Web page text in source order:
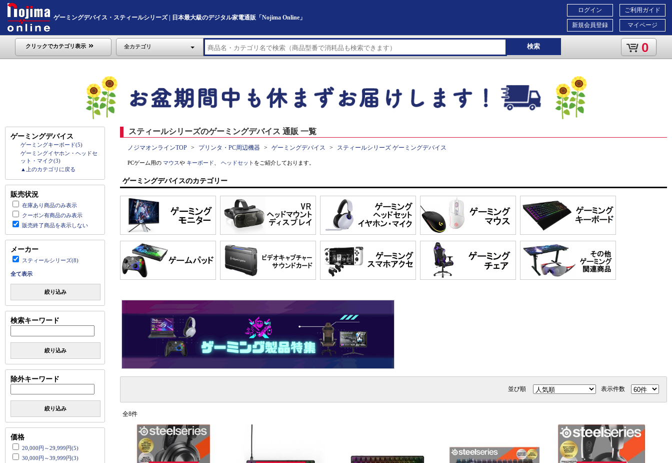
ゲーミングデバイス・スティールシリーズ | 日本最大級のデジタル家電通販「Nojima Online」
ご利用ガイド
マイページ
ログイン
新規会員登録
クリックでカテゴリ表示 全カテゴリ 検索 0
ゲーミングデバイス
ゲーミングキーボード(5)
ゲーミングイヤホン・ヘッドセ
ット・マイク(3)
▲上のカテゴリに戻る
販売状況
在庫あり商品のみ表示
クーポン有商品のみ表示
販売終了商品を表示しない
メーカー
スティールシリーズ(8)
全て表示
絞り込み
検索キーワード
絞り込み
除外キーワード
絞り込み
価格
20,000円～29,999円(5)
30,000円～39,999円(3)
スティールシリーズのゲーミングデバイス 通販 一覧
ノジマオンラインTOP プリンタ・PC周辺機器 ゲーミングデバイス スティールシリーズ ゲーミングデバイス
PCゲーム用の マウスや キーボード ヘッドセット をご紹介しております。
ゲーミングデバイスのカテゴリー
並び順 表示件数
全8件